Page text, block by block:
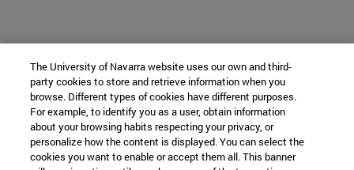
The University of Navarra website uses our own and third-
party cookies to store and retrieve information when you
browse. Different types of cookies have different purposes.
For example, to identify you as a user, obtain information
about your browsing habits respecting your privacy, or
personalize how the content is displayed. You can select the
cookies you want to enable or accept them all. This banner